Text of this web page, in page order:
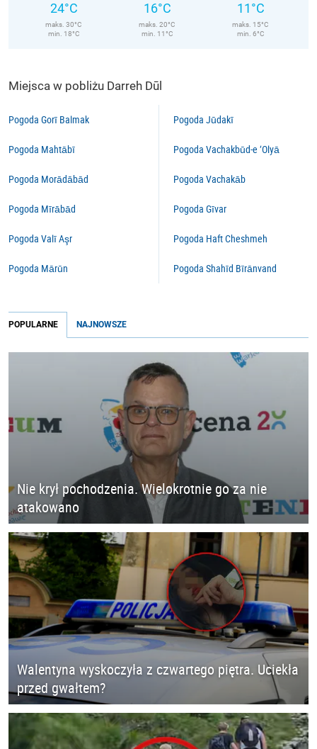
24°C
maks. 30°C
min. 18°C
16°C
maks. 20°C
min. 11°C
11°C
maks. 15°C
min. 6°C
Miejsca w pobliżu Darreh Dūl
Pogoda Gorī Balmak
Pogoda Mahtābī
Pogoda Morādābād
Pogoda Mīrābād
Pogoda Valī Aşr
Pogoda Mārūn
Pogoda Jūdakī
Pogoda Vachakbūd-e ‘Olyā
Pogoda Vachakāb
Pogoda Gīvar
Pogoda Haft Cheshmeh
Pogoda Shahīd Bīrānvand
POPULARNE NAJNOWSZE
Nie krył pochodzenia. Wielokrotnie go za nie
atakowano
Walentyna wyskoczyła z czwartego piętra. Uciekła
przed gwałtem?